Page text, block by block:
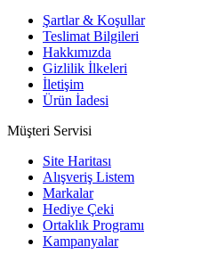
Şartlar & Koşullar
Teslimat Bilgileri
Hakkımızda
Gizlilik İlkeleri
İletişim
Ürün İadesi
Müşteri Servisi
Site Haritası
Alışveriş Listem
Markalar
Hediye Çeki
Ortaklık Programı
Kampanyalar